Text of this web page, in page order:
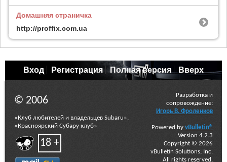
Домашняя страничка
http://proffix.com.ua
Вход Регистрация Полная версия Вверх
© 2006
«Клуб любителей и владельцев Subaru»,
«Красноярский Субару клуб»
18 +
Разработка и
сопровождение:
Игорь В. Фроленков
Powered by vBulletin®
Version 4.2.3
Copyright © 2026
vBulletin Solutions, Inc.
All rights reserved.